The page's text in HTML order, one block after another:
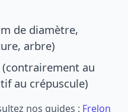
de diamètre,
arbre)
au
au crépuscule)
nos guides : Frelon